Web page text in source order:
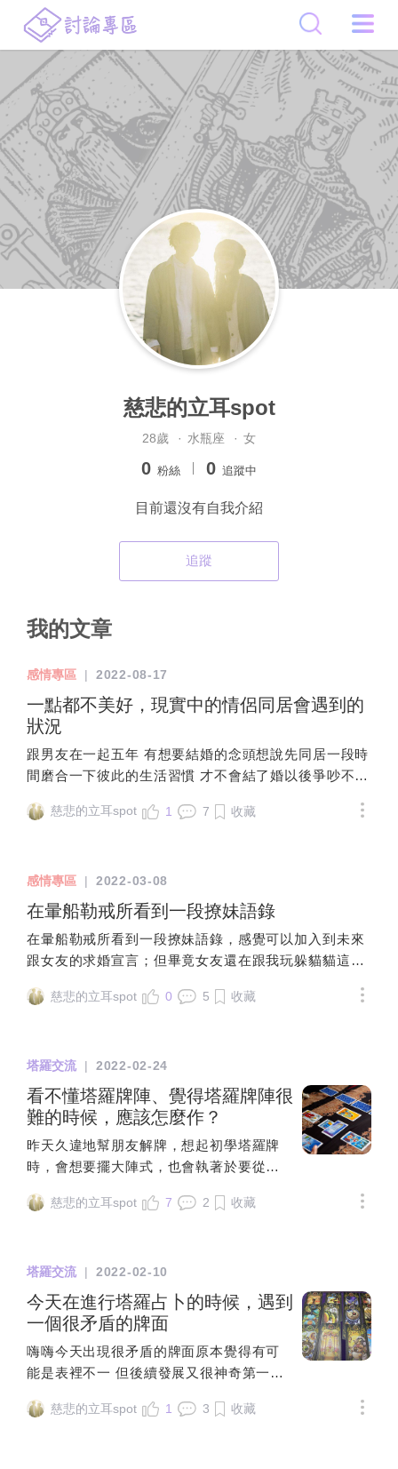
慈悲的立耳spot
28歲 · 水瓶座 · 女
0 粉絲 0 追蹤中
目前還沒有自我介紹
追蹤
我的文章
感情專區 | 2022-08-17
一點都不美好，現實中的情侶同居會遇到的
狀況
跟男友在一起五年 有想要結婚的念頭想說先同居一段時
間磨合一下彼此的生活習慣 才不會結了婚以後爭吵不斷
間斷以外❤️‍🔥❤️‍🔥❤️‍🔥還有一起逛Ikea買傢俱 一起逛超市夜
一一出現😮‍💨（光良說得沒錯 童話裡都是騙人的） 浪漫
美好劇情只能在電視看到 現實則是每天都為了不同的事
情翻白眼🙄 像是男友變得很喜歡在我面前放屁💭我本身
就是對氣味很敏感的人剛開始交往他都會跑去遠遠的地
方解決結果現在不管我在哪 他都會衝來我面前放屁不然
就是抓他的屁到我鼻子面前給我聞（這是所有男生的情
趣嗎 不太懂😅）有時候還會跟我較勁誰的屁比較臭
有時候尿急真的會氣死🤬或是洗澡把地上弄的濕搭搭的
沐浴乳洗髮精都沒沖乾淨害我進廁所常常都差點滑倒 最
後就是他很喜歡用肥皂或者沐浴乳洗臉講很多次這樣會
傷皮膚 都說不聽（請問男生到底有多懶?!!!!!）前幾天他
終於不再拿肥皂和沐浴乳洗臉了不過他竟然換成拿洗手
乾淨嗎？''然後他啥都沒說 直接把洗手乳拿出來無奈的
🤣🤣🤣跟男友同居的日子雖然被惹怒的時間佔大部分不
我們目前也在為生活習慣的不同努力磨合中相信只要好
好溝通找到共識 互相包容一定也能有一個happy ending
❤️
慈悲的立耳spot 1 7 收藏
感情專區 | 2022-03-08
在暈船勒戒所看到一段撩妹語錄
在暈船勒戒所看到一段撩妹語錄，感覺可以加入到未來
跟女友的求婚宣言；但畢竟女友還在跟我玩躲貓貓這種
我找尋她的過程中慢慢添加，以下為我的求婚宣言草
是我討厭去改變太多，也或許是我只是不能習慣沒有妳
的生活。但有時，我認為我也是一個喜新厭舊的人將舊
鞋換成新鞋時，我感到無比愉悅將舊衣蛻成新衣時，我
感到無比歡樂將手機汰換新機時，我感到無比幸福所以
今天我想將妳換成我的新娘，體會這人生中無比的快
樂。
慈悲的立耳spot 0 5 收藏
塔羅交流 | 2022-02-24
看不懂塔羅牌陣、覺得塔羅牌陣很
難的時候，應該怎麼作？
昨天久違地幫朋友解牌，想起初學塔羅牌
時，會想要擺大陣式，也會執著於要從第
把「#當看不懂牌陣時」的實戰心得與大家
時間難以串連，只能在牌組前一陣沉默。
此時可以從自己最看得懂的那張牌切入，
通常會發現說完一張後，另幾張的寓意會
跟著浮現。--②起手式不一定要解讀牌譯，
可看元素和數字塔羅的象徵涵義非常豐
富，除了單張牌意，還有數字、元素，一
個牌陣攤開時，可先綜觀有沒有重複出現
的數字和元素，甚至是總體的顏色，直觀
慈悲的立耳spot 7 2 收藏
塔羅交流 | 2022-02-10
今天在進行塔羅占卜的時候，遇到
一個很矛盾的牌面
嗨嗨今天出現很矛盾的牌面原本覺得有可
能是表裡不一 但後續發展又很神奇第一排
杖一雖然第一張出現高塔牌 但給我的感覺
慈悲的立耳spot 1 3 收藏